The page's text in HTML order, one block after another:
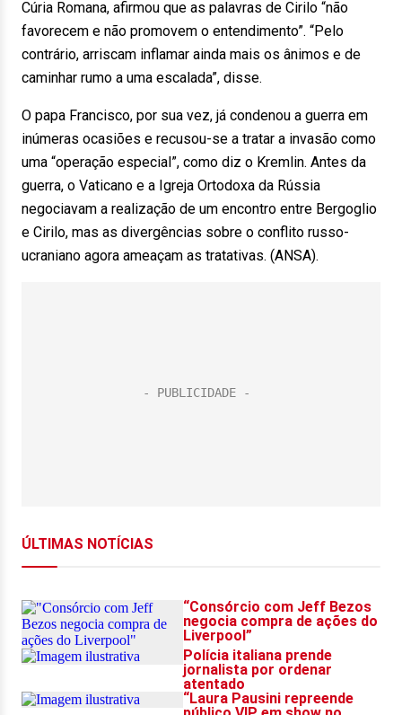
Cúria Romana, afirmou que as palavras de Cirilo “não
favorecem e não promovem o entendimento”. “Pelo
contrário, arriscam inflamar ainda mais os ânimos e de
caminhar rumo a uma escalada”, disse.
O papa Francisco, por sua vez, já condenou a guerra em
inúmeras ocasiões e recusou-se a tratar a invasão como
uma “operação especial”, como diz o Kremlin. Antes da
guerra, o Vaticano e a Igreja Ortodoxa da Rússia
negociavam a realização de um encontro entre Bergoglio
e Cirilo, mas as divergências sobre o conflito russo-
ucraniano agora ameaçam as tratativas. (ANSA).